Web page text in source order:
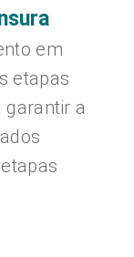
em
etapas
garantir a